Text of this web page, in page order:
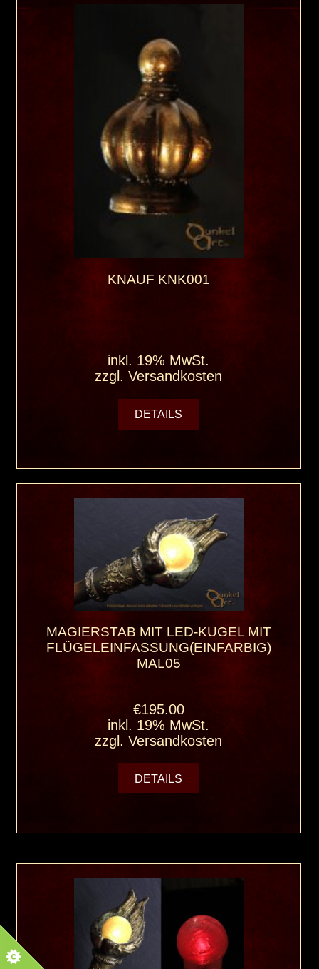
KNAUF KNK001
inkl. 19% MwSt.
zzgl.Versandkosten
DETAILS
MAGIERSTAB MIT LED-KUGEL MIT
FLÜGELEINFASSUNG(EINFARBIG)
MAL05
€195.00
inkl. 19% MwSt.
zzgl.Versandkosten
DETAILS